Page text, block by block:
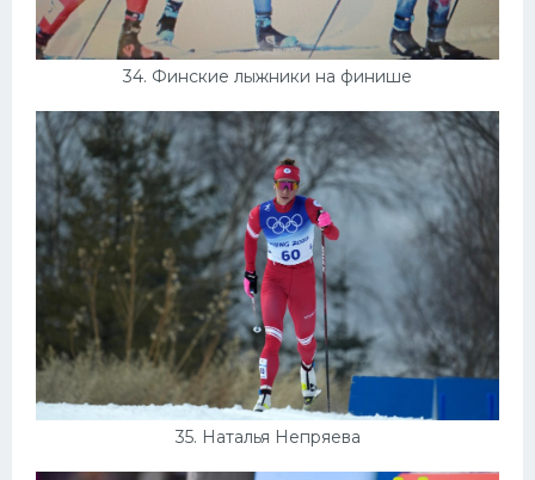
34. Финские лыжники на финише
35. Наталья Непряева